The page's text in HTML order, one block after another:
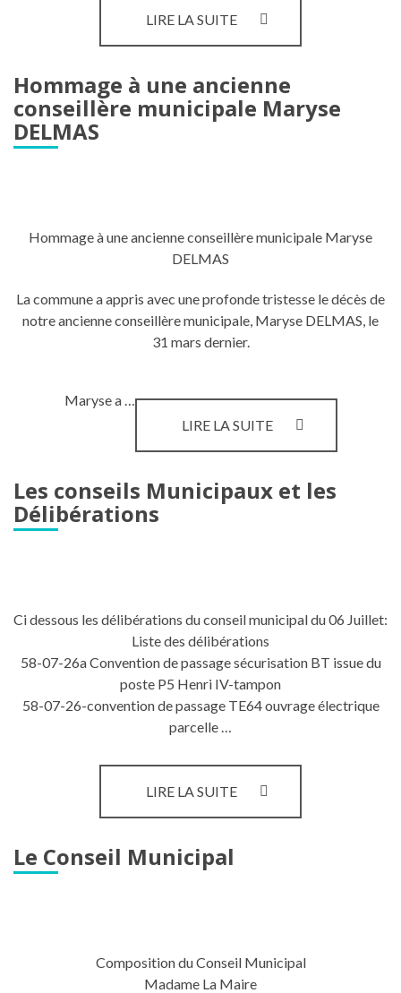
LIRE LA SUITELES
Hommage à une ancienne
conseillère municipale Maryse
DELMAS
Hommage à une ancienne conseillère municipale Maryse
DELMAS
La commune a appris avec une profonde tristesse le décès de
notre ancienne conseillère municipale, Maryse DELMAS, le
31 mars dernier.
Maryse a …
LIRE LA SUITEHOMMAGE
CONSEILLÈRE
Les conseils Municipaux et les
Délibérations
Ci dessous les délibérations du conseil municipal du 06 Juillet:
Liste des délibérations
58-07-26a Convention de passage sécurisation BT issue du
poste P5 Henri IV-tampon
58-07-26-convention de passage TE64 ouvrage électrique
parcelle …
LIRE LA SUITELES
Le Conseil Municipal
Composition du Conseil Municipal
Madame La Maire